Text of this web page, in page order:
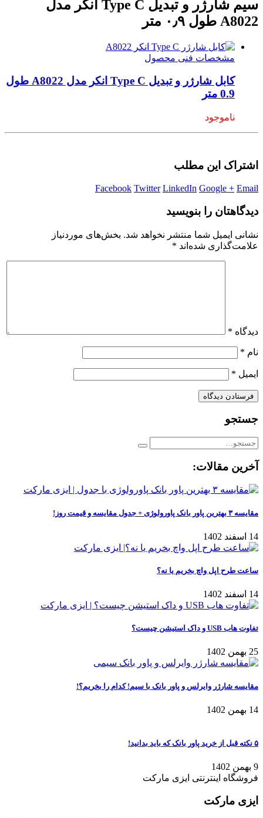
سیم شارژر و تبدیل Type C انکر مدل
A8022 طول ۰٫۹ متر
مشخصات فنی محصول
کابل شارژر و تبدیل Type C انکر مدل A8022 طول
0.9 متر
ناموجود
اشتراک این مطلب
Facebook Twitter LinkedIn Google + Email
دیدگاهتان را بنویسید
نشانی ایمیل شما منتشر نخواهد شد. بخش‌های موردنیاز
علامت‌گذاری شده‌اند *
دیدگاه *
نام *
ایمیل *
جستجو
آخرین مقالات:
مقایسه ۳ بهترین پاور بانک پاورولوژی + جدول مقایسه و قیمت روز!
14 اسفند 1402
ساعت طرح اپل واچ بخریم یا نه؟
14 اسفند 1402
تفاوت هاب USB و داک استیشن چیست؟
25 بهمن 1402
مقایسه شارژر وایرلس و پاور بانک با سیم! کدام را بخریم؟!
14 بهمن 1402
۵ نکته قبل از خرید پاور بانک که باید بدانید!
9 بهمن 1402
فروشگاه اینترنتی ایزی مارکت
ایزی مارکت